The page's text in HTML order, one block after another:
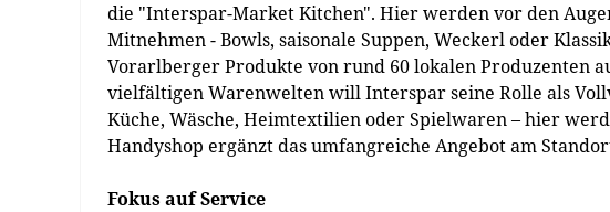
die "Interspar-Market Kitchen". Hier werden vor den
Mitnehmen - Bowls, saisonale Suppen, Weckerl oder
Vorarlberger Produkte von rund 60 lokalen Produzenten
vielfältigen Warenwelten will Interspar seine Rolle als
Küche, Wäsche, Heimtextilien oder Spielwaren – hier
Handyshop ergänzt das umfangreiche Angebot am
Fokus auf Service